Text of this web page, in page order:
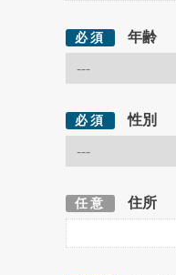
必須 年齢
必須 性別
任意 住所